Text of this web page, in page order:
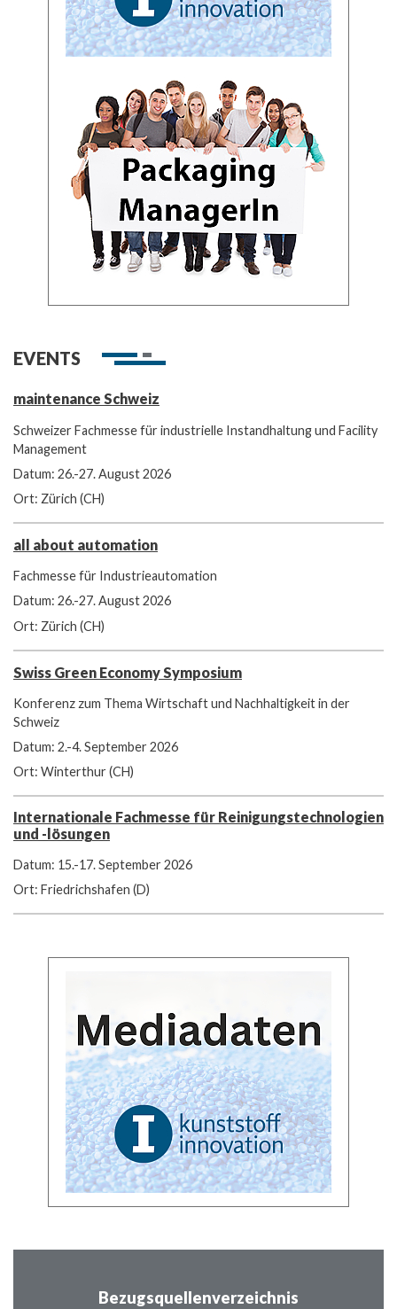
EVENTS
maintenance Schweiz
Schweizer Fachmesse für industrielle Instandhaltung und Facility
Management
Datum: 26.-27. August 2026
Ort: Zürich (CH)
all about automation
Fachmesse für Industrieautomation
Datum: 26.-27. August 2026
Ort: Zürich (CH)
Swiss Green Economy Symposium
Konferenz zum Thema Wirtschaft und Nachhaltigkeit in der
Schweiz
Datum: 2.-4. September 2026
Ort: Winterthur (CH)
Internationale Fachmesse für Reinigungstechnologien
und -lösungen
Datum: 15.-17. September 2026
Ort: Friedrichshafen (D)
Bezugsquellenverzeichnis